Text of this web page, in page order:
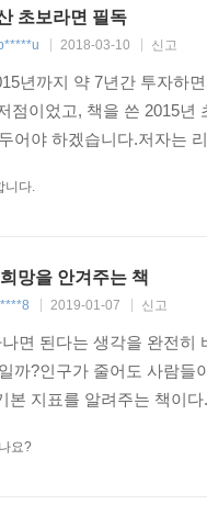
초보라면 필독
2018-03-10 신고
년까지 약 7년간 투자하
점이었고, 책을 쓴 2015
어야 하겠습니다.저자는
니다.
망을 안겨주는 책
2019-01-07 신고
면 된다는 생각을 완전
까?인구가 줄어도 사람
본 지표를 알려주는 책이
요?